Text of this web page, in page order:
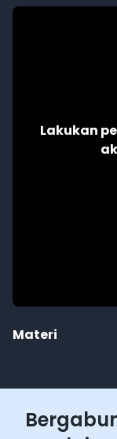
Lakukan
Materi